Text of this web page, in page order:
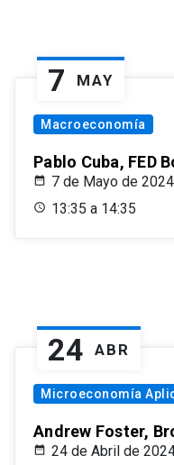
7 MAY
Macroeconomía
Pablo Cuba, FED
7 de Mayo de 2024
13:35 a 14:35
24 ABR
Microeconomía
Andrew Foster,
24 de Abril de